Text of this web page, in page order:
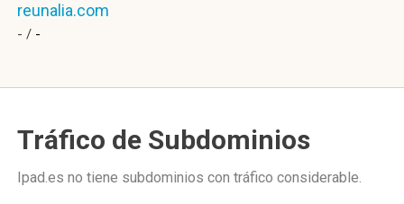
reunalia.com
- / -
Tráfico de Subdominios
Ipad.es no tiene subdominios con tráfico considerable.